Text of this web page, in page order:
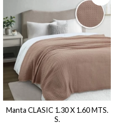
Manta CLASIC 1.30 X 1.60 MTS.
S.